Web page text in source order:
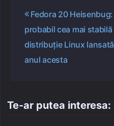
Navigare
articole
Fedora 20 Heisenbug:
probabil cea mai stabilă
distribuție Linux lansată
anul acesta
Te-ar putea interesa: